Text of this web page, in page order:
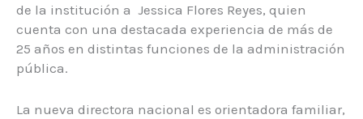
de la institución a Jessica Flores Reyes, quien
cuenta con una destacada experiencia de más de
25 años en distintas funciones de la administración
pública.
La nueva directora nacional es orientadora familiar,